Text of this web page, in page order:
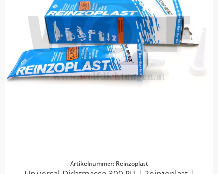
Artikelnummer: Reinzoplast